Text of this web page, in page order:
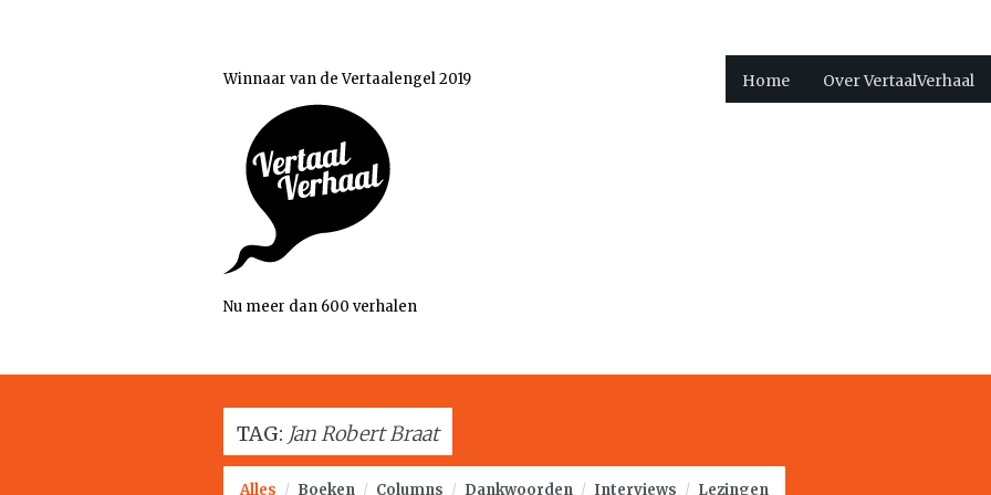
Winnaar van de Vertaalengel 2019
Nu meer dan 600 verhalen
Home Over VertaalVerhaal
TAG: Jan Robert Braat
Alles / Boeken / Columns / Dankwoorden / Interviews / Lezingen